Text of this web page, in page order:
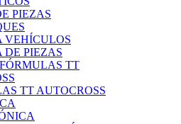
PIEZAS
VEHÍCULOS
DE PIEZAS
TT
TT AUTOCROSS